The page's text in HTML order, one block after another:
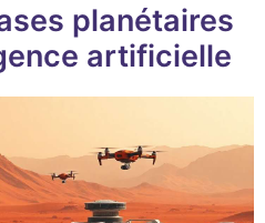
planétaires
artificielle